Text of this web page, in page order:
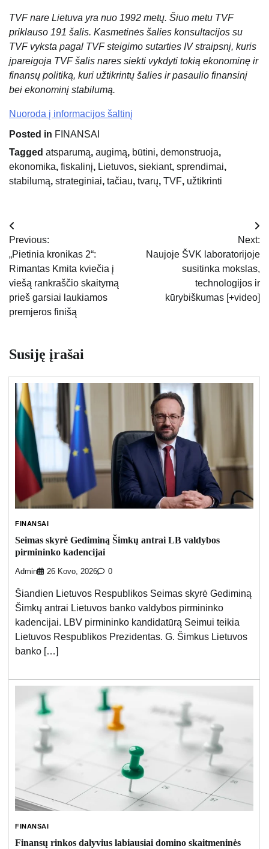
TVF nare Lietuva yra nuo 1992 metų. Šiuo metu TVF
priklauso 191 šalis. Kasmetinės šalies konsultacijos su
TVF vyksta pagal TVF steigimo sutarties IV straipsnį, kuris
įpareigoja TVF šalis nares siekti vykdyti tokią ekonominę ir
finansų politiką, kuri užtikrintų šalies ir pasaulio finansinį
bei ekonominį stabilumą.
Nuoroda į informacijos šaltinį
Posted in FINANSAI
Tagged atsparumą, augimą, būtini, demonstruoja,
ekonomika, fiskalinį, Lietuvos, siekiant, sprendimai,
stabilumą, strateginiai, tačiau, tvarų, TVF, užtikrinti
Navigacija
tarp
įrašų
Previous:
„Pietinia kronikas 2“:
Rimantas Kmita kviečia į
viešą rankraščio skaitymą
prieš garsiai laukiamos
premjeros finišą
Next:
Naujoje ŠVK laboratorijoje
susitinka mokslas,
technologijos ir
kūrybiškumas [+video]
Susiję įrašai
FINANSAI
Seimas skyrė Gediminą Šimkų antrai LB valdybos
pirmininko kadencijai
Admin 26 Kovo, 2026 0
Šiandien Lietuvos Respublikos Seimas skyrė Gediminą
Šimkų antrai Lietuvos banko valdybos pirmininko
kadencijai. LBV pirmininko kandidatūrą Seimui teikia
Lietuvos Respublikos Prezidentas. G. Šimkus Lietuvos
banko […]
FINANSAI
Finansų rinkos dalyvius labiausiai domino skaitmeninės